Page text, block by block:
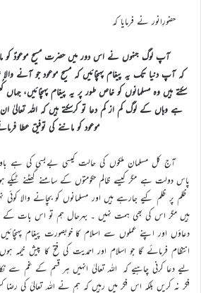
حضورِانور نے فرمایا کہ
آپ لوگ جنہوں نے اس دور میں حضرت مسیح موعودؑ
کہ آپ دنیا تک یہ پیغام پہنچائیں کہ مسیح موعود جو آنے والا
سکتے ہیں وہ مسلمانوں کو خاص طور پر یہ پیغام پہنچائیں،
ہے وہاں کے لوگ کم از کم دعا تو کرسکتے ہیں کہ اللہ تعالیٰ
موعود کو ماننے کی توفیق عطا
آج کل مسلمان ملکوں کی حالت کیسی بےبسی کی ہے
پاس دولت ہے مگر کیسے ظالم حکومتوں کے سامنے گھٹنے ٹیکے
ظلم پر ظلم کیے جارہے ہیں اور مسلمانوں کو بچانے والا
ہیں مگر اس کی بھی ہمت نہیں ۔ بہرحال ہم تو اس بات کے
دعاؤں اور اپنے عملوں سے اسلام کا خوبصورت پیغام
انتظام فرمائے گا جو اسلام اور احمدیت کی فتح کا پیش
لیے دعا کرنی چاہیے کہ اللہ تعالیٰ انہیں ہر قسم کے غم سے
فکر نہ کریں بلکہ اس فکر میں رہیں کہ ہم نے اللہ تعالیٰ کی